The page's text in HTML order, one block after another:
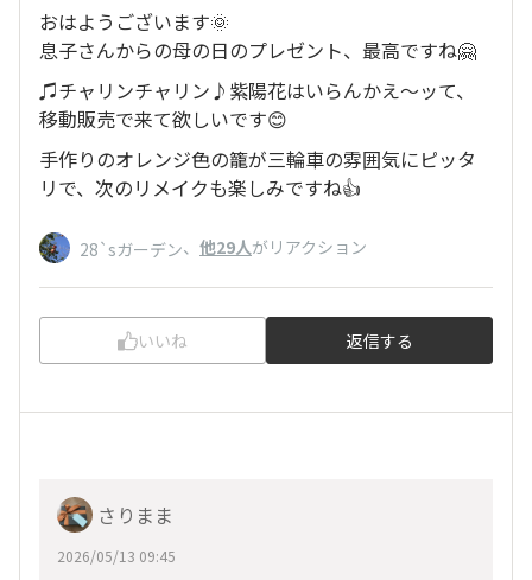
おはようございます🌞
息子さんからの母の日のプレゼント、最高ですね🤗
♫チャリンチャリン♪紫陽花はいらんかえ〜ッて、
移動販売で来て欲しいです😊
手作りのオレンジ色の籠が三輪車の雰囲気にピッタ
リで、次のリメイクも楽しみですね👍
28`sガーデン、 他29人がリアクション
いいね 返信する
さりまま
2026/05/13 09:45